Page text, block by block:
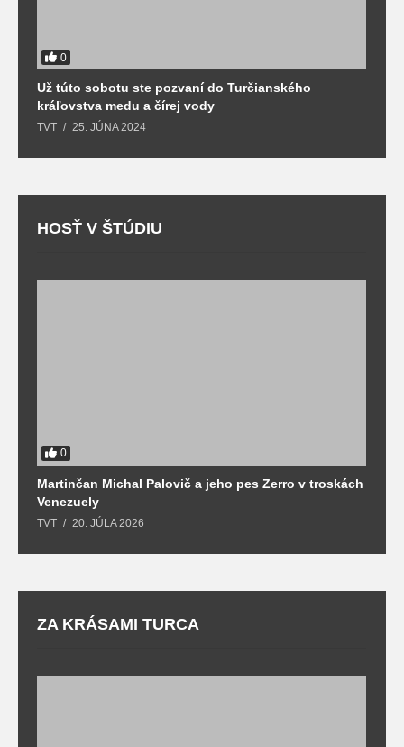
0
Už túto sobotu ste pozvaní do Turčianského
kráľovstva medu a čírej vody
TVT 25. JÚNA 2024
HOSŤ V ŠTÚDIU
0
Martinčan Michal Palovič a jeho pes Zerro v troskách
Venezuely
TVT 20. JÚLA 2026
ZA KRÁSAMI TURCA